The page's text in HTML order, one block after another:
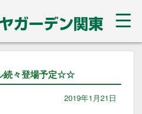
続々登場予定☆☆
2019年1月21日